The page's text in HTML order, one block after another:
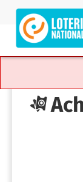
Skip
main
content
LUX
iLottery
-